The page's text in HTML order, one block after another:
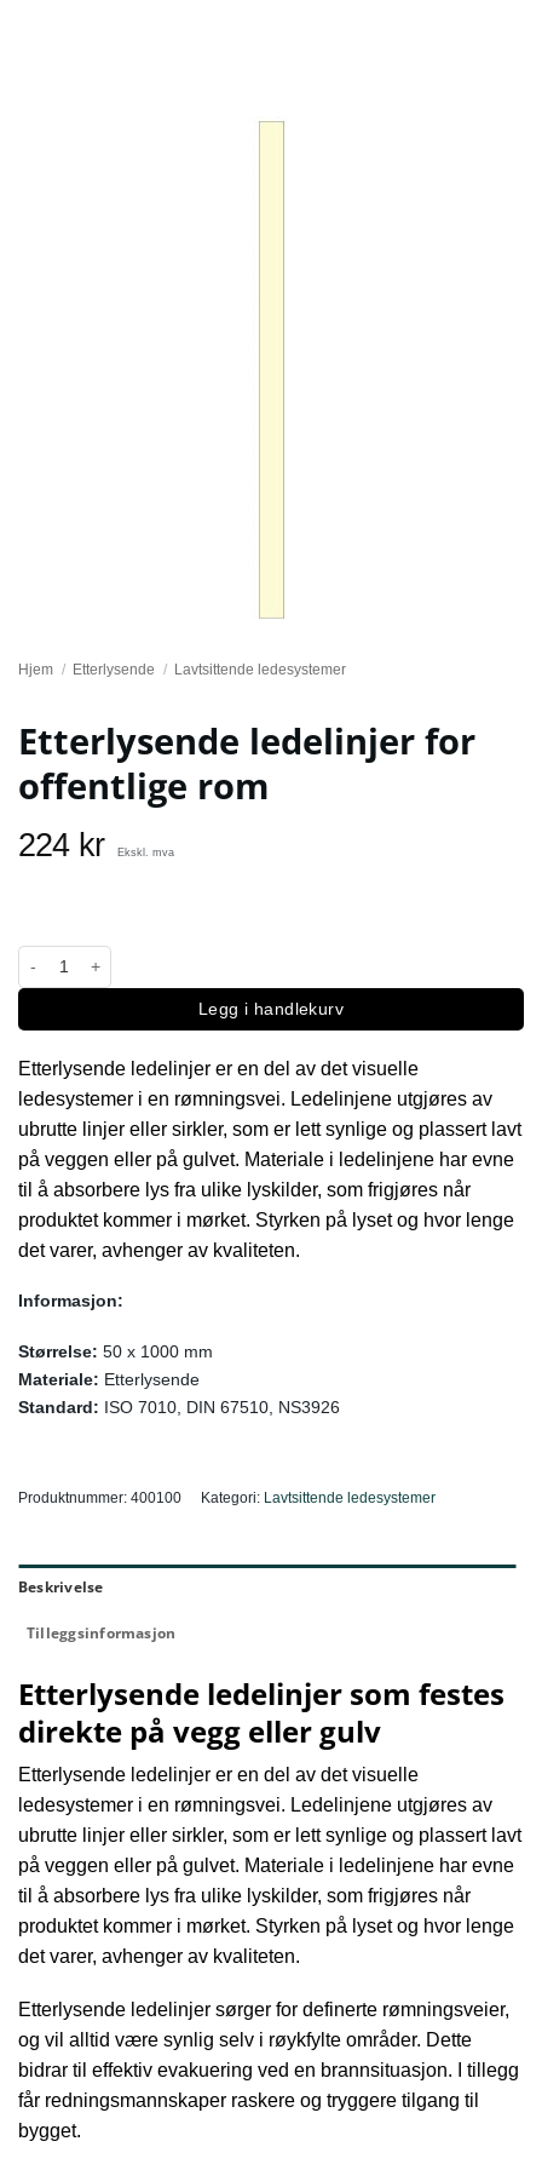
Hjem / Etterlysende / Lavtsittende ledesystemer
Etterlysende ledelinjer for
offentlige rom
224 kr Ekskl. mva
Etterlysende ledelinjer for offentlige rom antall
Legg i handlekurv
Etterlysende ledelinjer er en del av det visuelle
ledesystemer i en rømningsvei. Ledelinjene utgjøres av
ubrutte linjer eller sirkler, som er lett synlige og plassert lavt
på veggen eller på gulvet. Materiale i ledelinjene har evne
til å absorbere lys fra ulike lyskilder, som frigjøres når
produktet kommer i mørket. Styrken på lyset og hvor lenge
det varer, avhenger av kvaliteten.
Informasjon:
Størrelse: 50 x 1000 mm
Materiale: Etterlysende
Standard: ISO 7010, DIN 67510, NS3926
Produktnummer: 400100 Kategori: Lavtsittende ledesystemer
Beskrivelse
Tilleggsinformasjon
Etterlysende ledelinjer som festes
direkte på vegg eller gulv
Etterlysende ledelinjer er en del av det visuelle
ledesystemer i en rømningsvei. Ledelinjene utgjøres av
ubrutte linjer eller sirkler, som er lett synlige og plassert lavt
på veggen eller på gulvet. Materiale i ledelinjene har evne
til å absorbere lys fra ulike lyskilder, som frigjøres når
produktet kommer i mørket. Styrken på lyset og hvor lenge
det varer, avhenger av kvaliteten.
Etterlysende ledelinjer sørger for definerte rømningsveier,
og vil alltid være synlig selv i røykfylte områder. Dette
bidrar til effektiv evakuering ved en brannsituasjon. I tillegg
får redningsmannskaper raskere og tryggere tilgang til
bygget.